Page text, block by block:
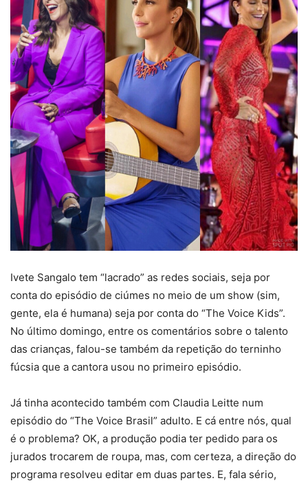
Ivete Sangalo tem “lacrado” as redes sociais, seja por
conta do episódio de ciúmes no meio de um show (sim,
gente, ela é humana) seja por conta do “The Voice Kids”.
No último domingo, entre os comentários sobre o talento
das crianças, falou-se também da repetição do terninho
fúcsia que a cantora usou no primeiro episódio.
Já tinha acontecido também com Claudia Leitte num
episódio do “The Voice Brasil” adulto. E cá entre nós, qual
é o problema? OK, a produção podia ter pedido para os
jurados trocarem de roupa, mas, com certeza, a direção do
programa resolveu editar em duas partes. E, fala sério,